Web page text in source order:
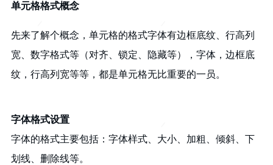
单元格格式概念
先来了解个概念，单元格的格式字体有边框底纹、行高列
宽、数字格式等（对齐、锁定、隐藏等），字体，边框底
纹，行高列宽等等，都是单元格无比重要的一员。
字体格式设置
字体的格式主要包括：字体样式、大小、加粗、倾斜、下
划线、删除线等。